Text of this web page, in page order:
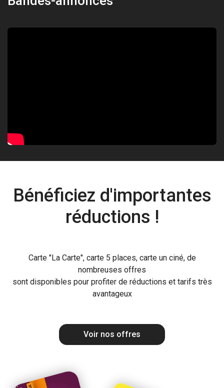
Bénéficiez d'importantes
réductions !
Carte "La Carte", carte 5 places, carte un ciné, de
nombreuses offres
sont disponibles pour profiter de réductions et tarifs très
avantageux
Voir nos offres